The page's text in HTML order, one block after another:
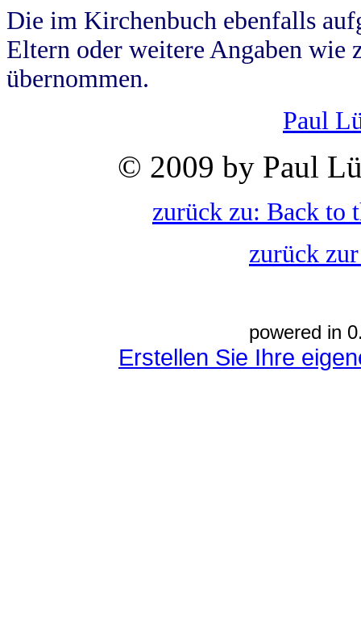
Die im Kirchenbuch ebenfalls
Eltern oder weitere Angaben wie
übernommen.
Paul
© 2009 by Paul
zurück zu: Back to
zurück
powered in
Erstellen Sie Ihre